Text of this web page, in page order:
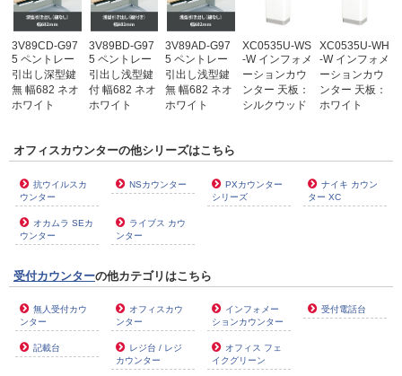
3V89CD-G97
5 ペントレー
引出し深型鍵
無 幅682 ネオ
ホワイト
3V89BD-G97
5 ペントレー
引出し浅型鍵
付 幅682 ネオ
ホワイト
3V89AD-G97
5 ペントレー
引出し浅型鍵
無 幅682 ネオ
ホワイト
XC0535U-WS
-W インフォメ
ーションカウ
ンター 天板：
シルクウッド
XC0535U-WH
-W インフォメ
ーションカウ
ンター 天板：
ホワイト
オフィスカウンターの他シリーズはこちら
抗ウイルスカ
ウンター
NSカウンター
PXカウンター
シリーズ
ナイキ カウン
ター XC
オカムラ SEカ
ウンター
ライブス カウ
ンター
受付カウンターの他カテゴリはこちら
無人受付カウ
ンター
オフィスカウ
ンター
インフォメー
ションカウンター
受付電話台
記載台
レジ台 / レジ
カウンター
オフィス フェ
イクグリーン